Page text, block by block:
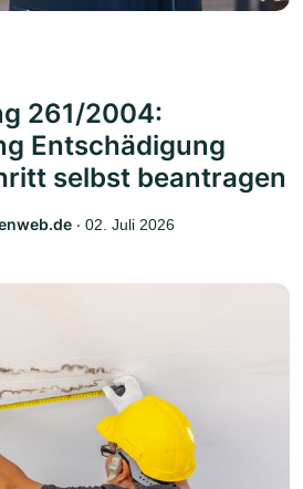
261/2004:
Entschädigung
selbst beantragen
‧ 02. Juli 2026